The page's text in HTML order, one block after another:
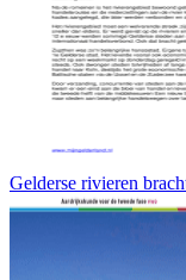
Gelderse rivieren